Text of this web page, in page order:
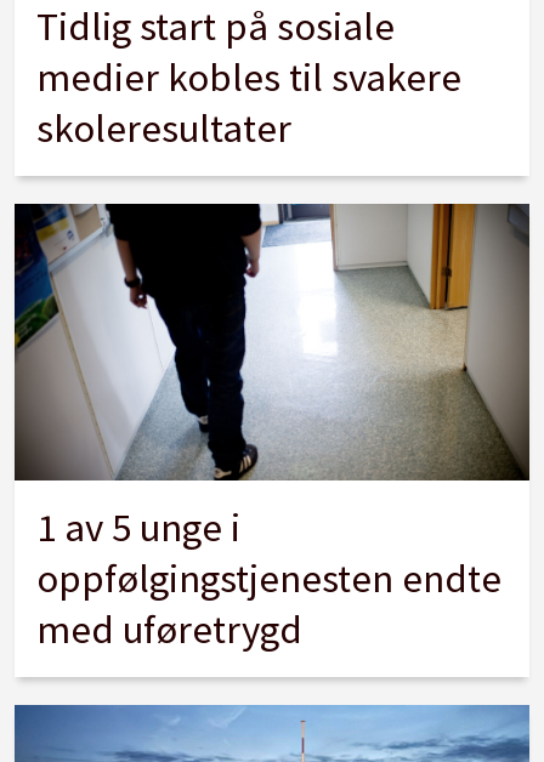
Tidlig start på sosiale
medier kobles til svakere
skoleresultater
1 av 5 unge i
oppfølgingstjenesten endte
med uføretrygd